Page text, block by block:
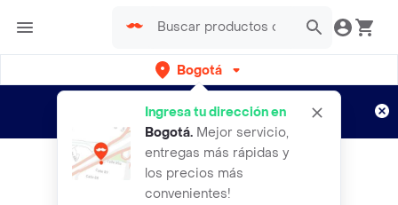
Bogotá
Ingresa tu dirección en
Bogotá. Mejor servicio,
entregas más rápidas y
los precios más
convenientes!
envíos gratis por semanas
Aplican TyC